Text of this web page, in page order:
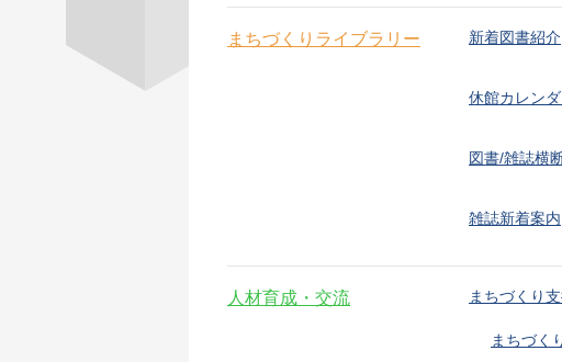
まちづくりライブラリー 新着図書紹介
休館カレン
図書/雑誌横
雑誌新着案内
人材育成・交流 まちづくり
まちづく